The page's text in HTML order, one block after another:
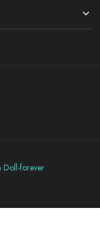
Doll-forever